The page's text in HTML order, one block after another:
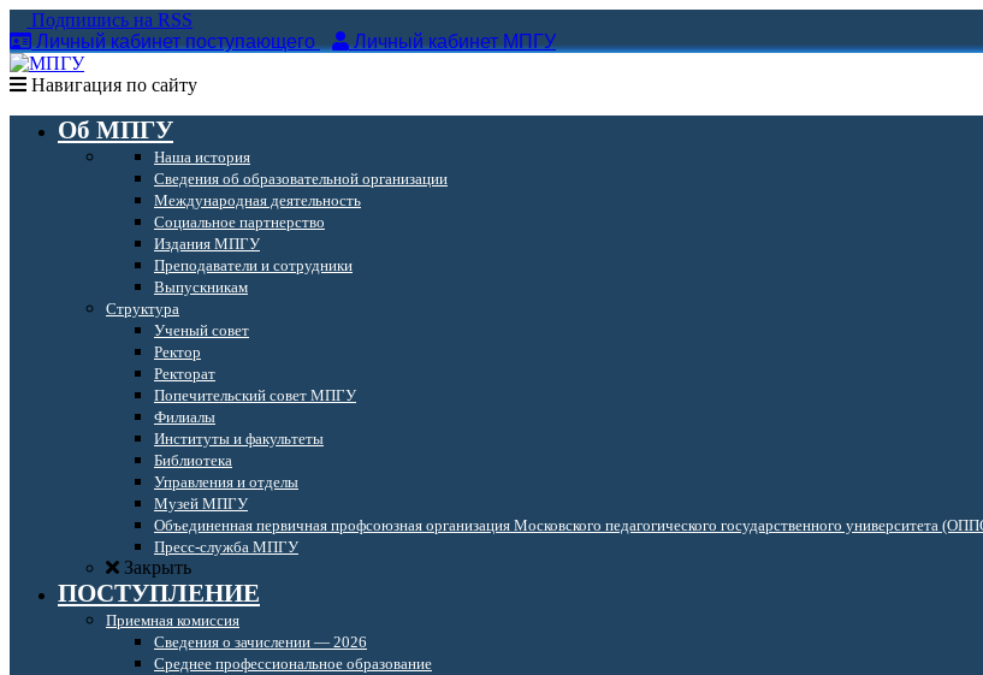
Подпишись на RSS
Личный кабинет поступающего
Личный кабинет МПГУ
Навигация по сайту
Об МПГУ
Наша история
Сведения об образовательной организации
Международная деятельность
Социальное партнерство
Издания МПГУ
Преподаватели и сотрудники
Выпускникам
Структура
Ученый совет
Ректор
Ректорат
Попечительский совет МПГУ
Филиалы
Институты и факультеты
Библиотека
Управления и отделы
Музей МПГУ
Объединенная первичная профсоюзная организация Московского педагогического государственного университета
Пресс-служба МПГУ
Закрыть
ПОСТУПЛЕНИЕ
Приемная комиссия
Сведения о зачислении — 2026
Среднее профессиональное образование